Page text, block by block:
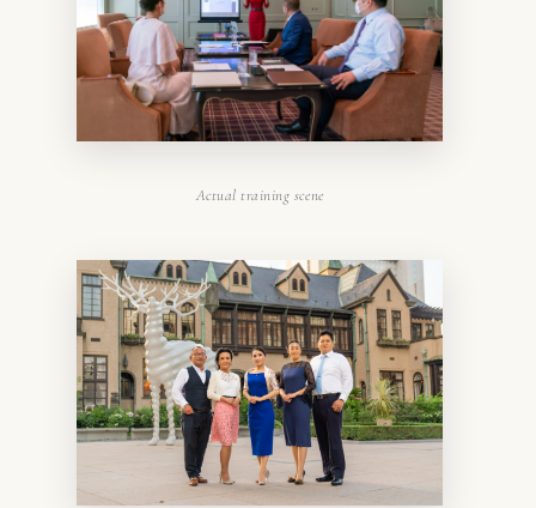
Actual training scene